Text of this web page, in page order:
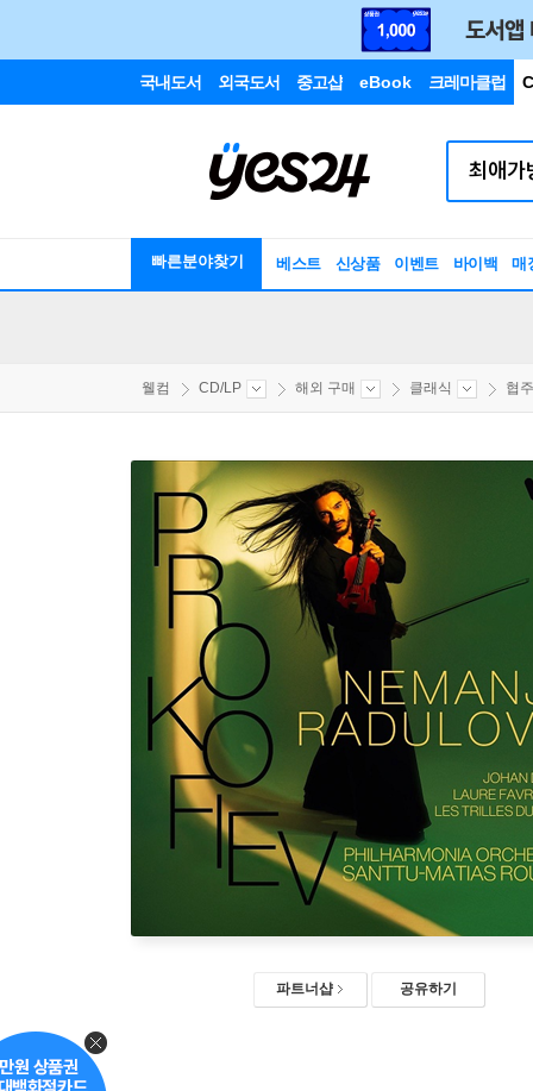
국내도서 외국도서 중고샵 eBook 크레마클럽
빠른분야찾기 베스트 신상품 이벤트 바이백 매
웰컴 CD/LP 해외 구매 클래식 협
파트너샵 공유하기